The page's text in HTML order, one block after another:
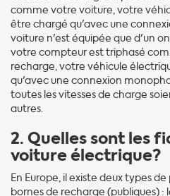
comme votre voiture, votre
être chargé qu'avec une
voiture n'est équipée que d'un
votre compteur est triphasé
recharge, votre véhicule
qu'avec une connexion
toutes les vitesses de charge
autres.
2. Quelles sont les
voiture électrique?
En Europe, il existe deux types
bornes de recharge (publiques) :